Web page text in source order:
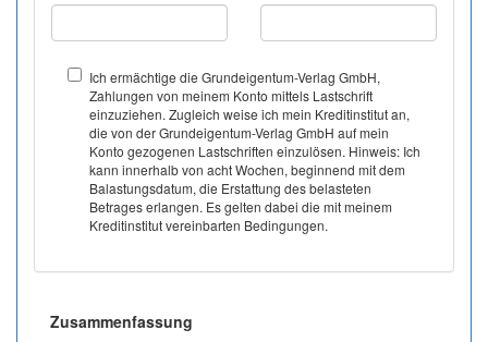
Ich ermächtige die Grundeigentum-Verlag GmbH,
Zahlungen von meinem Konto mittels Lastschrift
einzuziehen. Zugleich weise ich mein Kreditinstitut an,
die von der Grundeigentum-Verlag GmbH auf mein
Konto gezogenen Lastschriften einzulösen. Hinweis: Ich
kann innerhalb von acht Wochen, beginnend mit dem
Balastungsdatum, die Erstattung des belasteten
Betrages erlangen. Es gelten dabei die mit meinem
Kreditinstitut vereinbarten Bedingungen.
Zusammenfassung